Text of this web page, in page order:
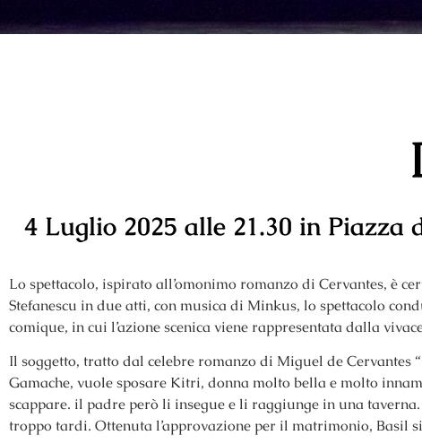
4 Luglio 2025 alle 21.30 in Piazza
Lo spettacolo, ispirato all’omonimo romanzo di Cervantes, è
Stefanescu in due atti, con musica di Minkus, lo spettacolo
comique, in cui l’azione scenica viene rappresentata dalla
Il soggetto, tratto dal celebre romanzo di Miguel de Cervantes “
Gamache, vuole sposare Kitri, donna molto bella e molto
scappare. il padre però li insegue e li raggiunge in una
troppo tardi. Ottenuta l’approvazione per il matrimonio, Basil